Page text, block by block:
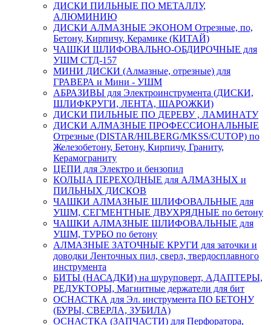
ДИСКИ ПИЛЬНЫЕ ПО МЕТАЛЛУ,
АЛЮМИНИЮ
ДИСКИ АЛМАЗНЫЕ ЭКОНОМ Отрезные, по,
Бетону, Кирпичу, Керамике (КИТАЙ)
ЧАШКИ ШЛИФОВАЛЬНО-ОБДИРОЧНЫЕ для
УШМ СТД-157
МИНИ ДИСКИ (Алмазные, отрезные) для
ГРАВЕРА и Мини - УШМ
АБРАЗИВЫ для Электроинструмента (ДИСКИ,
ШЛИФКРУГИ, ЛЕНТА, ШАРОЖКИ)
ДИСКИ ПИЛЬНЫЕ ПО ДЕРЕВУ , ЛАМИНАТУ
ДИСКИ АЛМАЗНЫЕ ПРОФЕССИОНАЛЬНЫЕ
Отрезные (DISTAR/HILBERG/MKSS/CUTOP) по
Железобетону, Бетону, Кирпичу, Граниту,
Керамограниту
ЦЕПИ для Электро и бензопил
КОЛЬЦА ПЕРЕХОДНЫЕ для АЛМАЗНЫХ и
ПИЛЬНЫХ ДИСКОВ
ЧАШКИ АЛМАЗНЫЕ ШЛИФОВАЛЬНЫЕ для
УШМ, СЕГМЕНТНЫЕ ДВУХРЯДНЫЕ по бетону
ЧАШКИ АЛМАЗНЫЕ ШЛИФОВАЛЬНЫЕ для
УШМ, ТУРБО по бетону
АЛМАЗНЫЕ ЗАТОЧНЫЕ КРУГИ для заточки и
доводки Ленточных пил, сверл, твердосплавного
инструмента
БИТЫ (НАСАДКИ) на шуруповерт, АДАПТЕРЫ,
РЕДУКТОРЫ, Магнитные держатели для бит
ОСНАСТКА для Эл. инструмента ПО БЕТОНУ
(БУРЫ, СВЕРЛА, ЗУБИЛА)
ОСНАСТКА (ЗАПЧАСТИ) для Перфоратора,